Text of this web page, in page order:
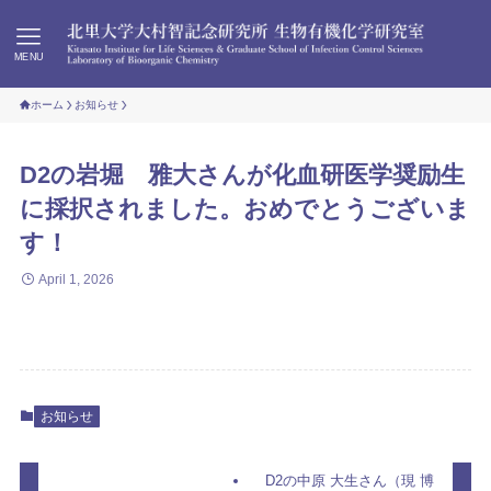
MENU
ホーム お知らせ
D2の岩堀 雅大さんが化血研医学奨励生
に採択されました。おめでとうございま
す！
April 1, 2026
お知らせ
D2の中原 大生さん（現 博